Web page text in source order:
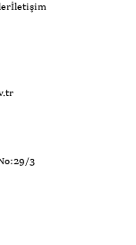
İletişim
3